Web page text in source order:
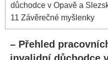
důchodce v Opavě a
11 Závěrečné myšlenky
– Přehled